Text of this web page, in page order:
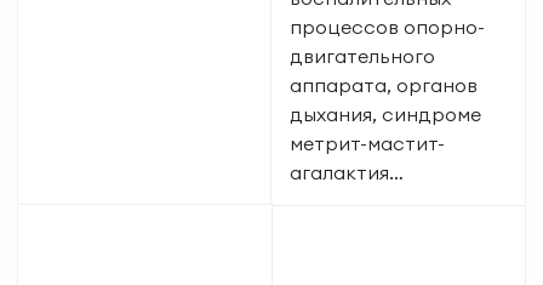
процессов опорно-
двигательного
аппарата, органов
дыхания, синдроме
метрит-мастит-
агалактия…